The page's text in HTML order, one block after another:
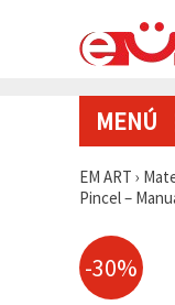
MENÚ
EM ART ›
Pincel –
-30%